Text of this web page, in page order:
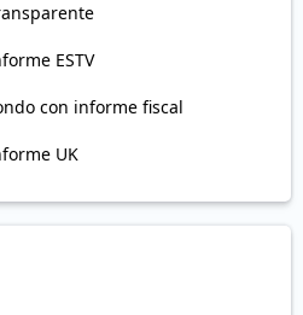
ESTV
con informe fiscal
UK